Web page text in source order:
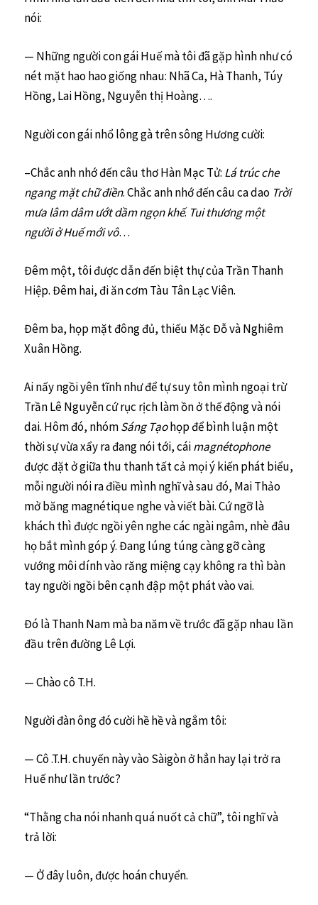
nói:
— Những người con gái Huế mà tôi đã gặp hình như có
nét mặt hao hao giống nhau: Nhã Ca, Hà Thanh, Túy
Hồng, Lai Hồng, Nguyễn thị Hoàng….
Người con gái nhổ lông gà trên sông Hương cười:
–Chắc anh nhớ đến câu thơ Hàn Mạc Tử: Lá trúc che
ngang mặt chữ điền. Chắc anh nhớ đến câu ca dao Trời
mưa lâm dâm ướt dầm ngọn khế. Tui thương một
người ở Huế mới vô…
Đêm một, tôi được dẫn đến biệt thự của Trần Thanh
Hiệp. Đêm hai, đi ăn cơm Tàu Tân Lạc Viên.
Đêm ba, họp mặt đông đủ, thiếu Mặc Đỗ và Nghiêm
Xuân Hồng.
Ai nấy ngồi yên tĩnh như để tự suy tôn mình ngoại trừ
Trần Lê Nguyễn cứ rục rịch làm ồn ở thế động và nói
dai. Hôm đó, nhómSáng Tạohọp để bình luận một
thời sự vừa xẩy ra đang nói tới, cáimagnétophone
được đặt ở giữa thu thanh tất cả mọi ý kiến phát biểu,
mỗi người nói ra điều mình nghĩ và sau đó, Mai Thảo
mở băng magnétique nghe và viết bài. Cứ ngỡ là
khách thì được ngồi yên nghe các ngài ngâm, nhè đâu
họ bắt mình góp ý. Đang lúng túng càng gỡ càng
vướng môi dính vào răng miệng cạy không ra thì bàn
tay người ngồi bên cạnh đập một phát vào vai.
Đó là Thanh Nam mà ba năm về trước đã gặp nhau lần
đầu trên đường Lê Lợi.
— Chào cô T.H.
Người đàn ông đó cười hề hề và ngắm tôi:
— Cô .T.H. chuyến này vào Sàigòn ở hẳn hay lại trở ra
Huế như lần trước?
“Thằng cha nói nhanh quá nuốt cả chữ”, tôi nghĩ và
trả lời:
— Ở đây luôn, được hoán chuyển.